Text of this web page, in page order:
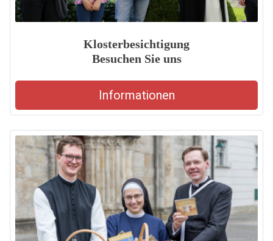
Klosterbesichtigung
Besuchen Sie uns
Informationen